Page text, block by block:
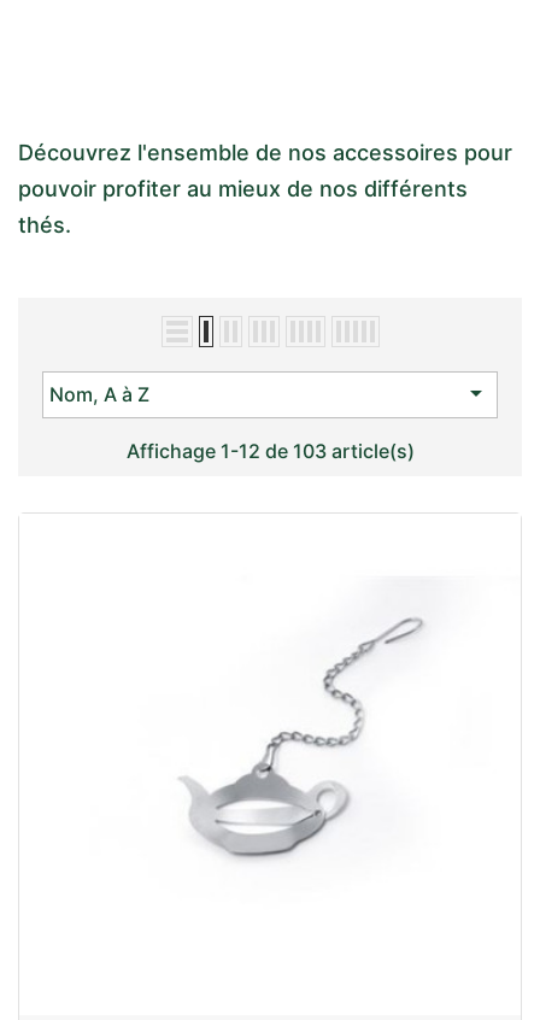
Découvrez l'ensemble de nos accessoires pour
pouvoir profiter au mieux de nos différents
thés.
Nom, A à Z 
Affichage 1-12 de 103 article(s)